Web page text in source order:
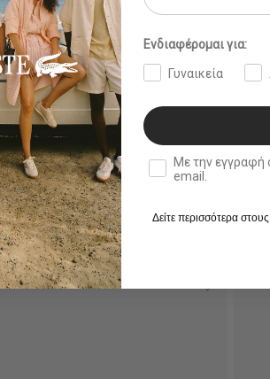
Ενδιαφέρομαι για:
Γυναικεία
double opt in
Με την εγγραφή σας,
email.
Δείτε περισσότερα